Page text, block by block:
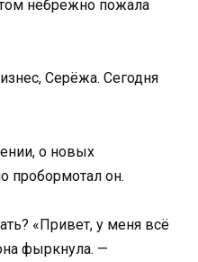
небрежно пожала
Серёжа. Сегодня
о новых
пробормотал он.
«Привет, у меня всё
фыркнула. —